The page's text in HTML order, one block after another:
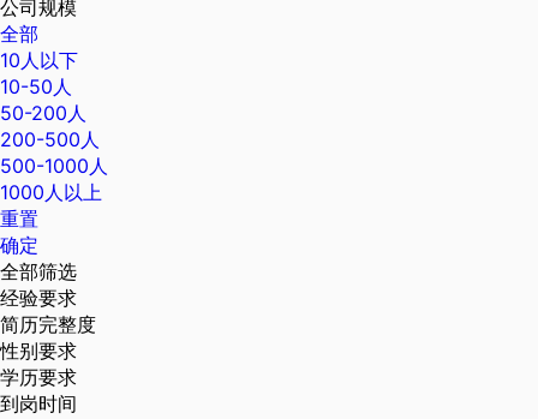
公司规模
全部
10人以下
10-50人
50-200人
200-500人
500-1000人
1000人以上
重置
确定
全部筛选
经验要求
简历完整度
性别要求
学历要求
到岗时间